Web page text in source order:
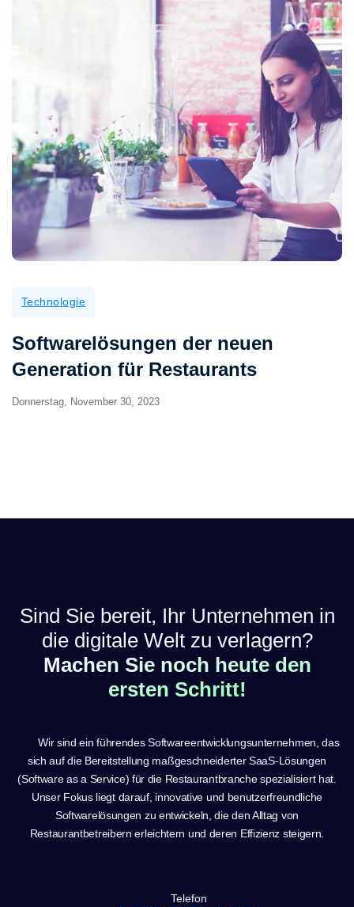
Technologie
Softwarelösungen der neuen
Generation für Restaurants
Donnerstag, November 30, 2023
Sind Sie bereit, Ihr Unternehmen in
die digitale Welt zu verlagern?
Machen Sie noch heute den
ersten Schritt!
Wir sind ein führendes Softwareentwicklungsunternehmen, das
sich auf die Bereitstellung maßgeschneiderter SaaS-Lösungen
(Software as a Service) für die Restaurantbranche spezialisiert hat.
Unser Fokus liegt darauf, innovative und benutzerfreundliche
Softwarelösungen zu entwickeln, die den Alltag von
Restaurantbetreibern erleichtern und deren Effizienz steigern.
Telefon